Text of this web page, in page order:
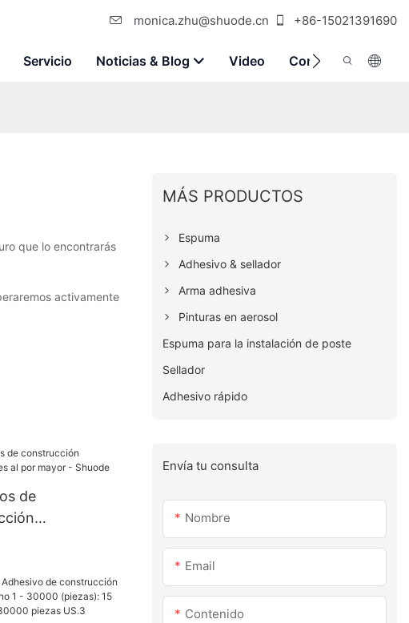
monica.zhu@shuode.cn +86-15021391690
Servicio Noticias & Blog Video Contáctenos
que lo encontrarás
activamente
de
MÁS PRODUCTOS
Espuma
Adhesivo & sellador
Arma adhesiva
Pinturas en aerosol
Espuma para la instalación de poste
Sellador
Adhesivo rápido
Envía tu consulta
Nombre
Email
Contenido